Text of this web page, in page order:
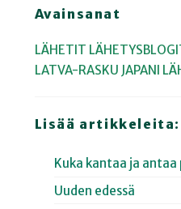
Avainsanat
LÄHETIT
LATVA-RASKU JAPANI
Lisää artikkeleita:
Kuka kantaa ja antaa
Uuden edessä